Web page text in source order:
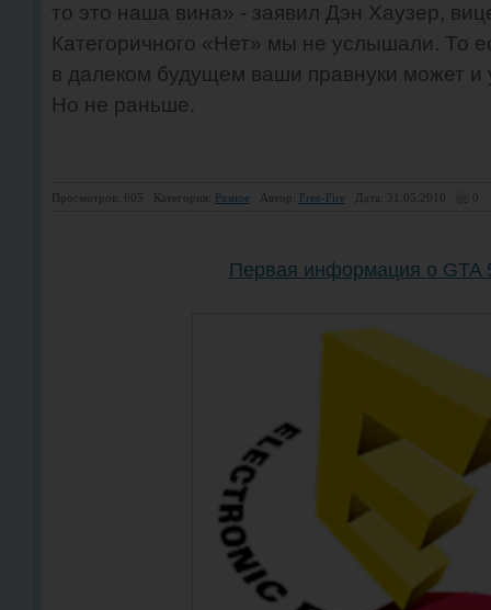
то это наша вина» - заявил Дэн Хаузер,
Категоричного «Нет» мы не услышали. То
в далеком будущем ваши правнуки может и
Но не раньше.
Просмотров: 605 Категория: Разное Автор: Free-Fire Дата: 31.05.2010
Первая информация о GTA